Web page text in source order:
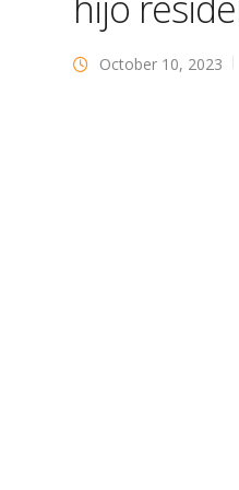
October 10, 2023